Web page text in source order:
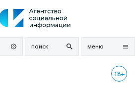
поиск меню
18+